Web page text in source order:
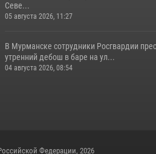
Севе...
05 августа 2026, 11:27
В Мурманске сотрудники Росгвардии
утренний дебош в баре на ул...
04 августа 2026, 08:54
Федерации, 2026